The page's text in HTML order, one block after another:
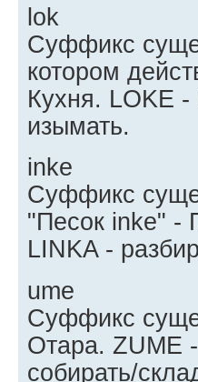
lok
Суффикс
котором
Кухня. LOKE
изымать.
inke
Суффикс
"Песок inke" -
LINKA -
ume
Суффикс
Отара. ZUME
собирать/